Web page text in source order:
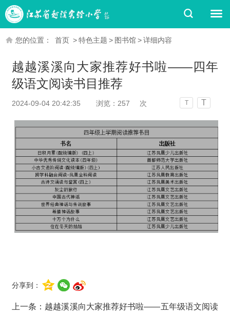
您的位置： 首页 >特色主题 > 图书馆>详细内容
越越溪溪向大家推荐好书啦——四年
级语文阅读书目推荐
2024-09-04 20:42:35 浏览： 257 次 T T
分享到：
上一条： 越越溪溪向大家推荐好书啦——五年级语文阅读